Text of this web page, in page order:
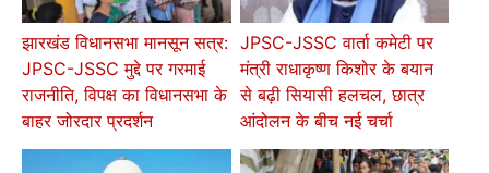
झारखंड विधानसभा मानसून सत्र:
JPSC-JSSC मुद्दे पर गरमाई
राजनीति, विपक्ष का विधानसभा के
बाहर जोरदार प्रदर्शन
JPSC-JSSC वार्ता कमेटी पर
मंत्री राधाकृष्ण किशोर के बयान
से बढ़ी सियासी हलचल, छात्र
आंदोलन के बीच नई चर्चा